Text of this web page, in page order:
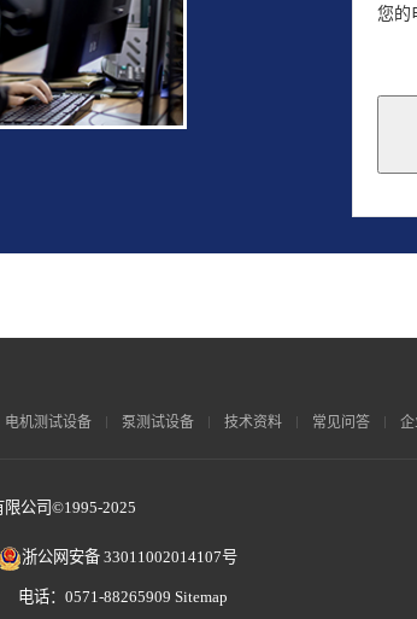
您的
电机测试设备 泵测试设备 技术资料 常见问答 企
公司©1995-2025
浙公网安备 33011002014107号
电话：0571-88265909 Sitemap